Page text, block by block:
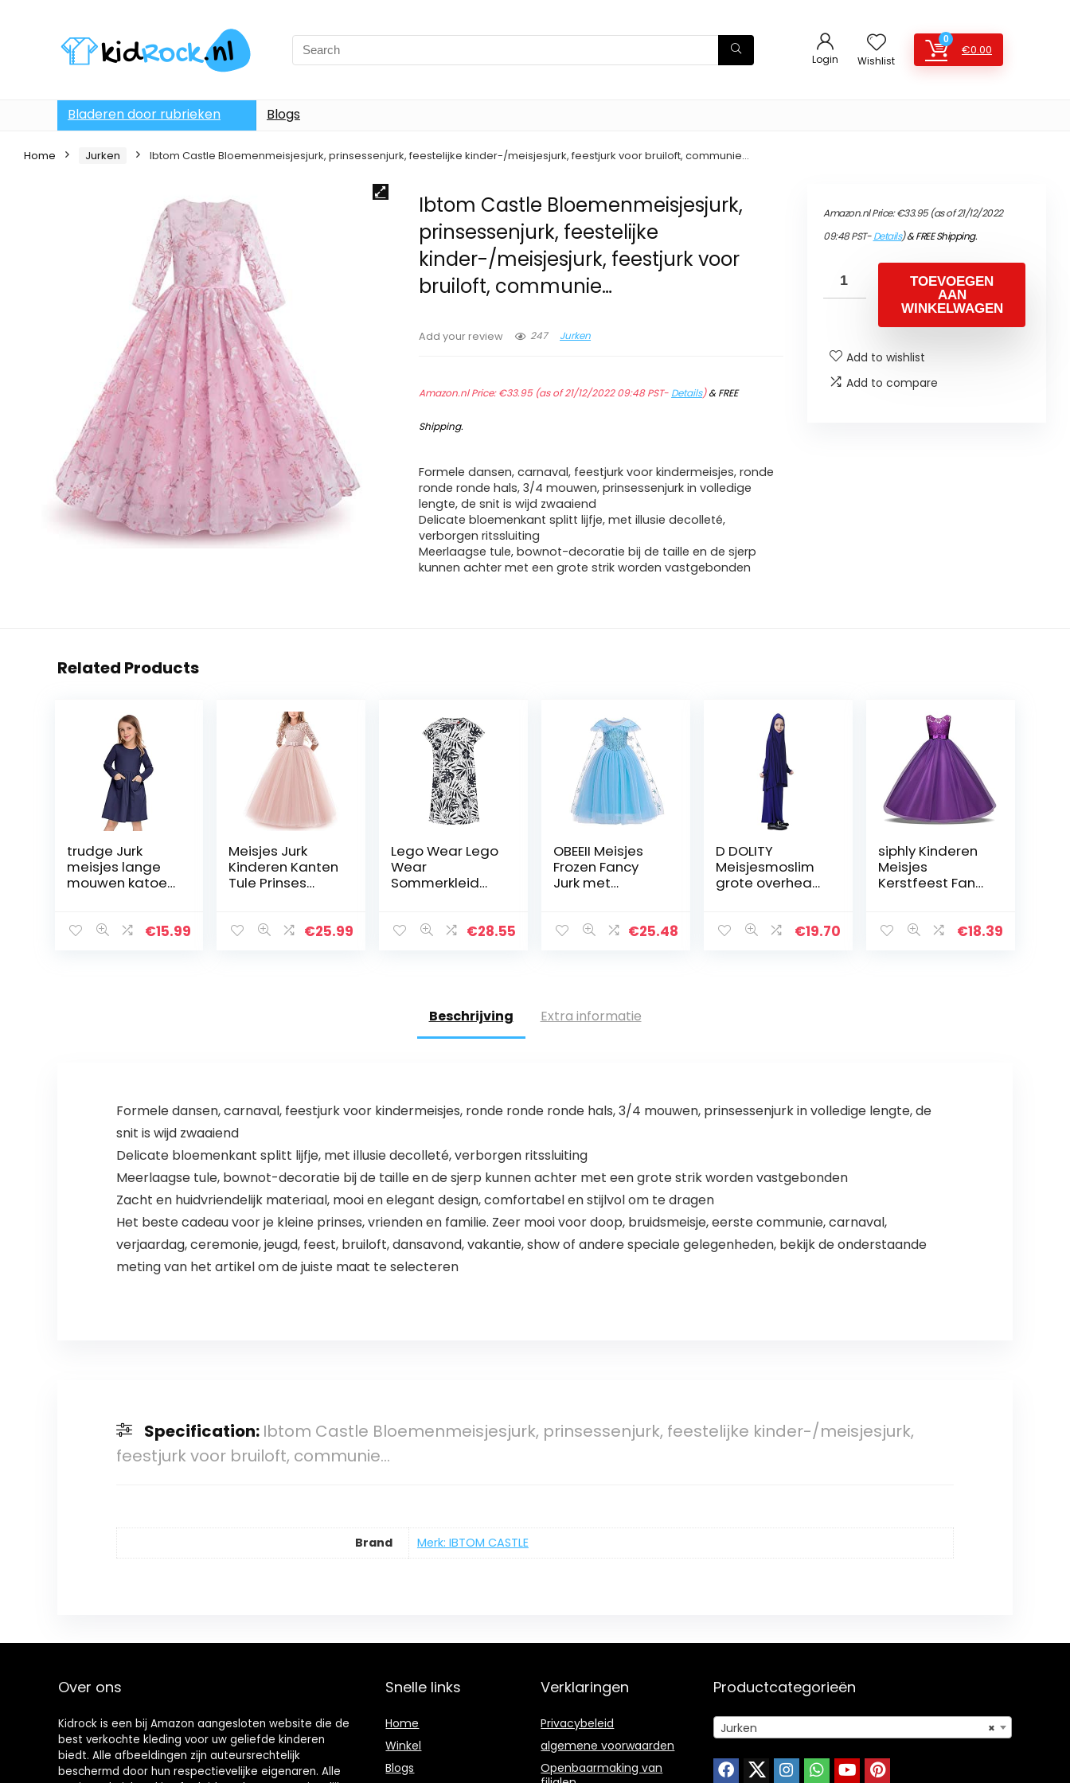
Login Wishlist
0
€0.00
Bladeren door rubrieken Blogs
Home Jurken Ibtom Castle Bloemenmeisjesjurk, prinsessenjurk, feestelijke kinder-/meisjesjurk, feestjurk voor bruiloft, communie…
Ibtom Castle Bloemenmeisjesjurk,
prinsessenjurk, feestelijke
kinder-/meisjesjurk, feestjurk voor
bruiloft, communie…
Add your review 247 Jurken
Amazon.nl Price:€33.95(as of 21/12/2022 09:48 PST- Details)&FREE
Shipping.
Formele dansen, carnaval, feestjurk voor kindermeisjes, ronde
ronde ronde hals, 3/4 mouwen, prinsessenjurk in volledige
lengte, de snit is wijd zwaaiend
Delicate bloemenkant splitt lijfje, met illusie decolleté,
verborgen ritssluiting
Meerlaagse tule, bownot-decoratie bij de taille en de sjerp
kunnen achter met een grote strik worden vastgebonden
Amazon.nl Price:€33.95(as of 21/12/2022
09:48 PST-Details)&FREE Shipping.
TOEVOEGEN
AAN
WINKELWAGEN
Add to wishlist
Add to compare
Related Products
trudge Jurk
meisjes lange
mouwen katoen
herfst skaterjurk
€15.99
Meisjes Jurk
Kinderen Kanten
Tule Prinses
Trouwjurk
€25.99
Lego Wear Lego
Wear
Sommerkleid
€28.55
OBEEII Meisjes
Frozen Fancy
Jurk met
Elsa Anna
€25.48
D DOLITY
Meisjesmoslim
grote overhead
gebed rok voor
€19.70
siphly Kinderen
Meisjes
Kerstfeest Fancy
Prestaties
€18.39
Beschrijving Extra informatie
Formele dansen, carnaval, feestjurk voor kindermeisjes, ronde ronde ronde hals, 3/4 mouwen, prinsessenjurk in volledige lengte, de
snit is wijd zwaaiend
Delicate bloemenkant splitt lijfje, met illusie decolleté, verborgen ritssluiting
Meerlaagse tule, bownot-decoratie bij de taille en de sjerp kunnen achter met een grote strik worden vastgebonden
Zacht en huidvriendelijk materiaal, mooi en elegant design, comfortabel en stijlvol om te dragen
Het beste cadeau voor je kleine prinses, vrienden en familie. Zeer mooi voor doop, bruidsmeisje, eerste communie, carnaval,
verjaardag, ceremonie, jeugd, feest, bruiloft, dansavond, vakantie, show of andere speciale gelegenheden, bekijk de onderstaande
meting van het artikel om de juiste maat te selecteren
Specification: Ibtom Castle Bloemenmeisjesjurk, prinsessenjurk, feestelijke kinder-/meisjesjurk,
feestjurk voor bruiloft, communie…
Brand Merk: IBTOM CASTLE
Over ons
Kidrock is een bij Amazon aangesloten website die de
best verkochte kleding voor uw geliefde kinderen
biedt. Alle afbeeldingen zijn auteursrechtelijk
beschermd door hun respectievelijke eigenaren. Alle
Snelle links
Home
Winkel
Blogs
Verklaringen
Privacybeleid
algemene voorwaarden
Openbaarmaking van
Productcategorieën
×
Jurken